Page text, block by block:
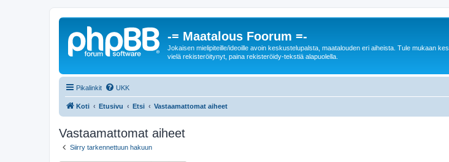
-= Maatalous Foorum =-
Jokaisen mielipiteille/ideoille avoin keskustelupalsta, maatalouden eri aiheista. Tule mukaan
vielä rekisteröitynyt, paina rekisteröidy-tekstiä alapuolella.
Pikalinkit UKK
Koti Etusivu Etsi Vastaamattomat aiheet
Vastaamattomat aiheet
Siirry tarkennettuun hakuun